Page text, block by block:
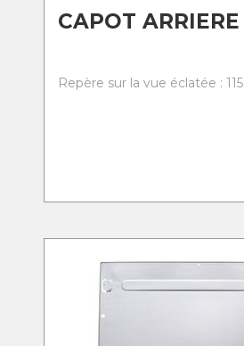
CAPOT ARRIERE
Repère sur la vue éclatée : 115